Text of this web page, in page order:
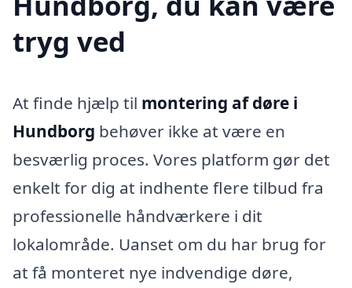
tryg ved
At finde hjælp til montering af døre i
Hundborg behøver ikke at være en
besværlig proces. Vores platform gør det
enkelt for dig at indhente flere tilbud fra
professionelle håndværkere i dit
lokalområde. Uanset om du har brug for
at få monteret nye indvendige døre,